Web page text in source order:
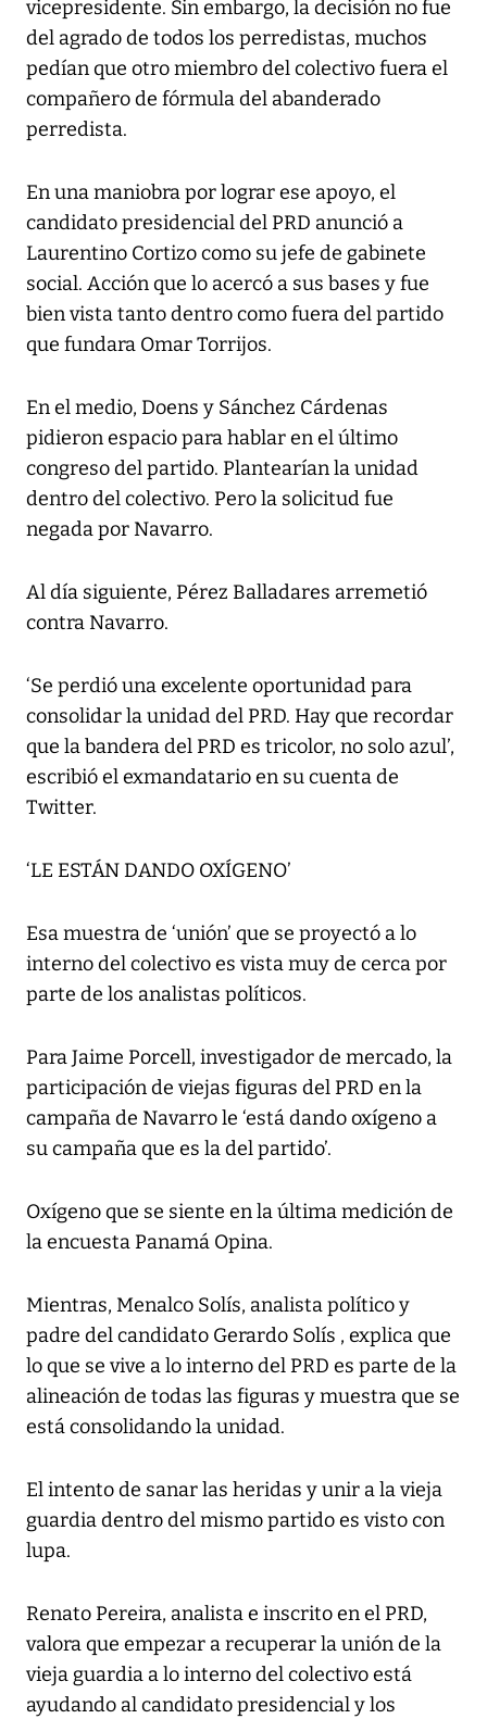
vicepresidente. Sin embargo, la decisión no fue
del agrado de todos los perredistas, muchos
pedían que otro miembro del colectivo fuera el
compañero de fórmula del abanderado
perredista.
En una maniobra por lograr ese apoyo, el
candidato presidencial del PRD anunció a
Laurentino Cortizo como su jefe de gabinete
social. Acción que lo acercó a sus bases y fue
bien vista tanto dentro como fuera del partido
que fundara Omar Torrijos.
En el medio, Doens y Sánchez Cárdenas
pidieron espacio para hablar en el último
congreso del partido. Plantearían la unidad
dentro del colectivo. Pero la solicitud fue
negada por Navarro.
Al día siguiente, Pérez Balladares arremetió
contra Navarro.
‘Se perdió una excelente oportunidad para
consolidar la unidad del PRD. Hay que recordar
que la bandera del PRD es tricolor, no solo azul’,
escribió el exmandatario en su cuenta de
Twitter.
‘LE ESTÁN DANDO OXÍGENO’
Esa muestra de ‘unión’ que se proyectó a lo
interno del colectivo es vista muy de cerca por
parte de los analistas políticos.
Para Jaime Porcell, investigador de mercado, la
participación de viejas figuras del PRD en la
campaña de Navarro le ‘está dando oxígeno a
su campaña que es la del partido’.
Oxígeno que se siente en la última medición de
la encuesta Panamá Opina.
Mientras, Menalco Solís, analista político y
padre del candidato Gerardo Solís , explica que
lo que se vive a lo interno del PRD es parte de la
alineación de todas las figuras y muestra que se
está consolidando la unidad.
El intento de sanar las heridas y unir a la vieja
guardia dentro del mismo partido es visto con
lupa.
Renato Pereira, analista e inscrito en el PRD,
valora que empezar a recuperar la unión de la
vieja guardia a lo interno del colectivo está
ayudando al candidato presidencial y los